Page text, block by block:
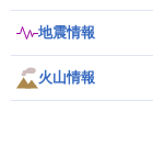
地震情報
火山情報